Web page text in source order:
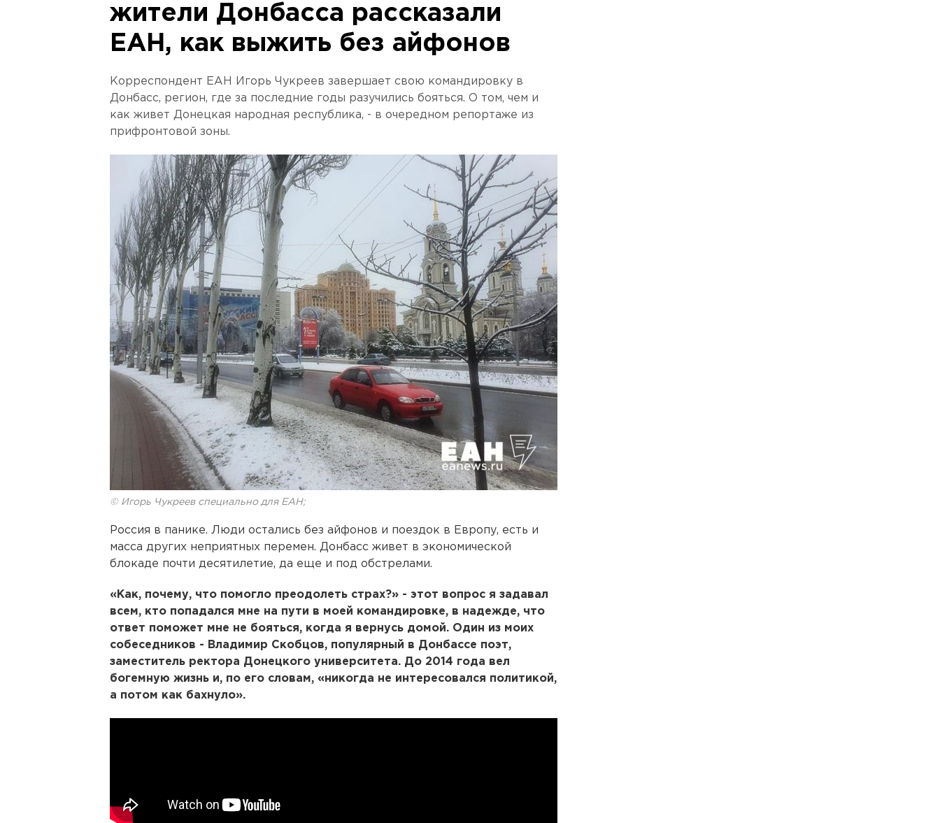
жители Донбасса рассказали
ЕАН, как выжить без айфонов
Корреспондент ЕАН Игорь Чукреев завершает свою командировку в
Донбасс, регион, где за последние годы разучились бояться. О том, чем и
как живет Донецкая народная республика, - в очередном репортаже из
прифронтовой зоны.
© Игорь Чукреев специально для ЕАН;
Россия в панике. Люди остались без айфонов и поездок в Европу, есть и
масса других неприятных перемен. Донбасс живет в экономической
блокаде почти десятилетие, да еще и под обстрелами.
«Как, почему, что помогло преодолеть страх?» - этот вопрос я задавал
всем, кто попадался мне на пути в моей командировке, в надежде, что
ответ поможет мне не бояться, когда я вернусь домой. Один из моих
собеседников - Владимир Скобцов, популярный в Донбассе поэт,
заместитель ректора Донецкого университета. До 2014 года вел
богемную жизнь и, по его словам, «никогда не интересовался политикой,
а потом как бахнуло».